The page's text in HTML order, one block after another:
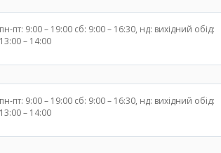
пн-пт: 9:00 – 19:00 сб: 9:00 – 16:30, нд: вихідний обід:
13:00 – 14:00
пн-пт: 9:00 – 19:00 сб: 9:00 – 16:30, нд: вихідний обід:
13:00 – 14:00